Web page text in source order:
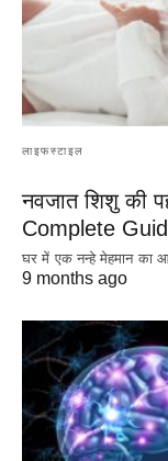
लाइफस्टाइल
नवजात शिशु की
Complete
घर में एक नन्हे मेहमान का
9 months ago